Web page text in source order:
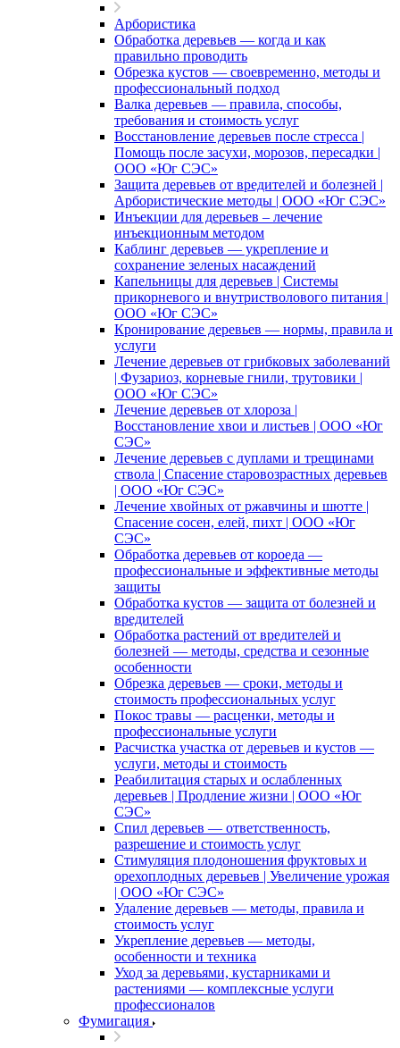
Арбористика
Обработка деревьев — когда и как
правильно проводить
Обрезка кустов — своевременно, методы и
профессиональный подход
Валка деревьев — правила, способы,
требования и стоимость услуг
Восстановление деревьев после стресса |
Помощь после засухи, морозов, пересадки |
ООО «Юг СЭС»
Защита деревьев от вредителей и болезней |
Арбористические методы | ООО «Юг СЭС»
Инъекции для деревьев – лечение
инъекционным методом
Каблинг деревьев — укрепление и
сохранение зеленых насаждений
Капельницы для деревьев | Системы
прикорневого и внутристволового питания |
ООО «Юг СЭС»
Кронирование деревьев — нормы, правила и
услуги
Лечение деревьев от грибковых заболеваний
| Фузариоз, корневые гнили, трутовики |
ООО «Юг СЭС»
Лечение деревьев от хлороза |
Восстановление хвои и листьев | ООО «Юг
СЭС»
Лечение деревьев с дуплами и трещинами
ствола | Спасение старовозрастных деревьев
| ООО «Юг СЭС»
Лечение хвойных от ржавчины и шютте |
Спасение сосен, елей, пихт | ООО «Юг
СЭС»
Обработка деревьев от короеда —
профессиональные и эффективные методы
защиты
Обработка кустов — защита от болезней и
вредителей
Обработка растений от вредителей и
болезней — методы, средства и сезонные
особенности
Обрезка деревьев — сроки, методы и
стоимость профессиональных услуг
Покос травы — расценки, методы и
профессиональные услуги
Расчистка участка от деревьев и кустов —
услуги, методы и стоимость
Реабилитация старых и ослабленных
деревьев | Продление жизни | ООО «Юг
СЭС»
Спил деревьев — ответственность,
разрешение и стоимость услуг
Стимуляция плодоношения фруктовых и
орехоплодных деревьев | Увеличение урожая
| ООО «Юг СЭС»
Удаление деревьев — методы, правила и
стоимость услуг
Укрепление деревьев — методы,
особенности и техника
Уход за деревьями, кустарниками и
растениями — комплексные услуги
профессионалов
Фумигация